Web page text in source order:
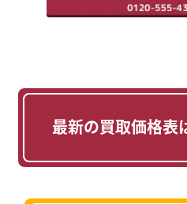
最新の買取価格表